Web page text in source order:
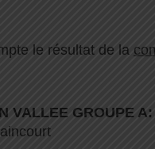
le résultat de la
VALLEE GROUPE A: